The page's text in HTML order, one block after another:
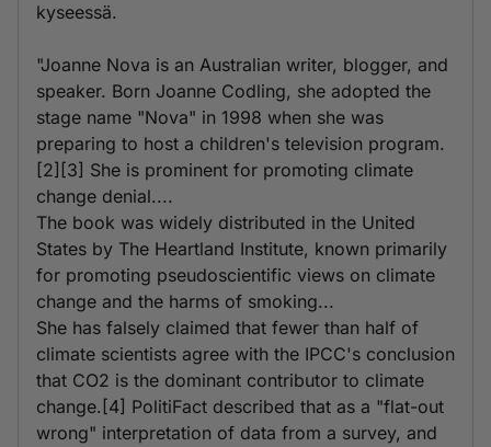
kyseessä.
"Joanne Nova is an Australian writer, blogger, and
speaker. Born Joanne Codling, she adopted the
stage name "Nova" in 1998 when she was
preparing to host a children's television program.
[2][3] She is prominent for promoting climate
change denial....
The book was widely distributed in the United
States by The Heartland Institute, known primarily
for promoting pseudoscientific views on climate
change and the harms of smoking...
She has falsely claimed that fewer than half of
climate scientists agree with the IPCC's conclusion
that CO2 is the dominant contributor to climate
change.[4] PolitiFact described that as a "flat-out
wrong" interpretation of data from a survey, and